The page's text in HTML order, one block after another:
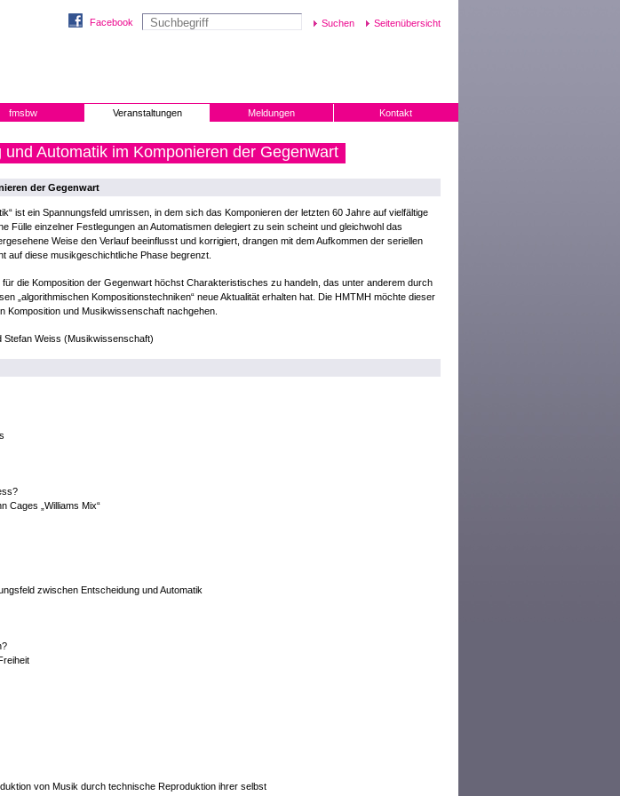
Facebook Seitenübersicht
fmsbw Veranstaltungen Meldungen Kontakt
Automatik im Komponieren der Gegenwart
der Gegenwart
ist ein Spannungsfeld umrissen, in dem sich das Komponieren der letzten 60 Jahre auf vielfältige
Fülle einzelner Festlegungen an Automatismen delegiert zu sein scheint und gleichwohl das
Weise den Verlauf beeinflusst und korrigiert, drangen mit dem Aufkommen der seriellen
auf diese musikgeschichtliche Phase begrenzt.
die Komposition der Gegenwart höchst Charakteristisches zu handeln, das unter anderem durch
„algorithmischen Kompositionstechniken“ neue Aktualität erhalten hat. Die HMTMH möchte dieser
Komposition und Musikwissenschaft nachgehen.
Stefan Weiss (Musikwissenschaft)
Cages „Williams Mix“
zwischen Entscheidung und Automatik
von Musik durch technische Reproduktion ihrer selbst